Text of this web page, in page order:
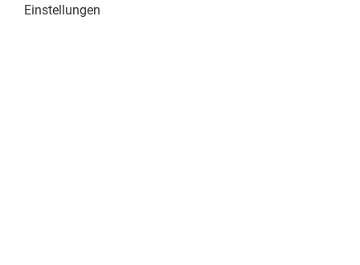
Einstellungen